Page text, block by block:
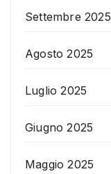
Settembre 2025
Agosto 2025
Luglio 2025
Giugno 2025
Maggio 2025